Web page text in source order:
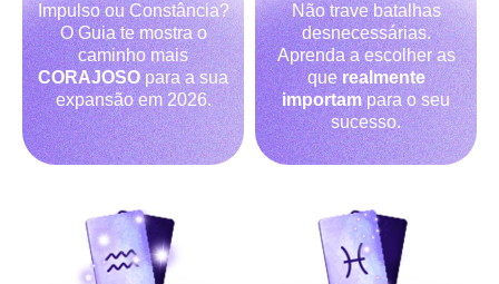
Impulso ou Constância?
O Guia te mostra o
caminho mais
CORAJOSOpara a sua
expansão em 2026.
Não trave batalhas
desnecessárias.
Aprenda a escolher as
querealmente
importampara o seu
sucesso.